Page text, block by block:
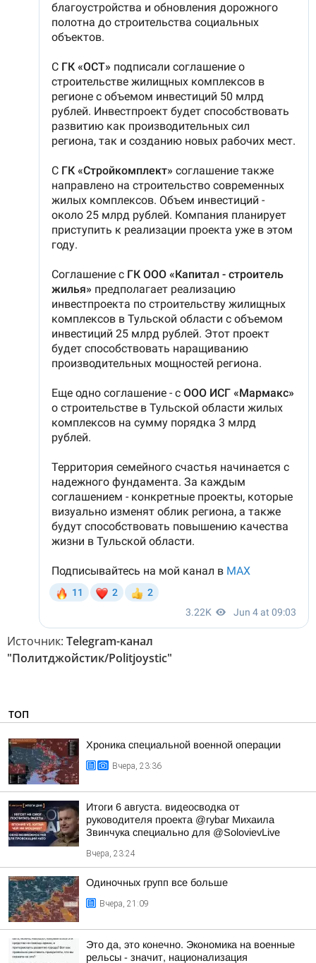
Источник: Telegram-канал
"Политджойстик/Politjoystic"
ТОП
Хроника специальной военной операции
Вчера, 23:36
Итоги 6 августа. видеосводка от
руководителя проекта @rybar Михаила
Звинчука специально для @SolovievLive
Вчера, 23:24
Одиночных групп все больше
Вчера, 21:09
Это да, это конечно. Экономика на военные
рельсы - значит, национализация